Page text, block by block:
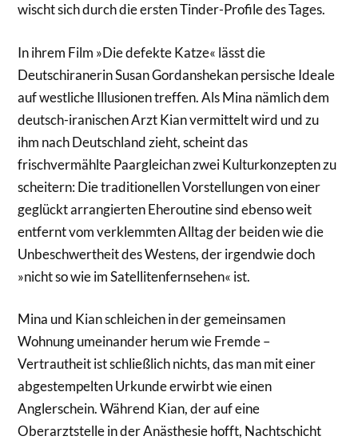
wischt sich durch die ersten Tinder-Profile des Tages.
In ihrem Film »Die defekte Katze« lässt die
Deutschiranerin Susan Gordanshekan persische Ideale
auf westliche Illusionen treffen. Als Mina nämlich dem
deutsch-iranischen Arzt Kian vermittelt wird und zu
ihm nach Deutschland zieht, scheint das
frischvermählte Paargleichan zwei Kulturkonzepten zu
scheitern: Die traditionellen Vorstellungen von einer
geglückt arrangierten Eheroutine sind ebenso weit
entfernt vom verklemmten Alltag der beiden wie die
Unbeschwertheit des Westens, der irgendwie doch
»nicht so wie im Satellitenfernsehen« ist.
Mina und Kian schleichen in der gemeinsamen
Wohnung umeinander herum wie Fremde –
Vertrautheit ist schließlich nichts, das man mit einer
abgestempelten Urkunde erwirbt wie einen
Anglerschein. Während Kian, der auf eine
Oberarztstelle in der Anästhesie hofft, Nachtschicht